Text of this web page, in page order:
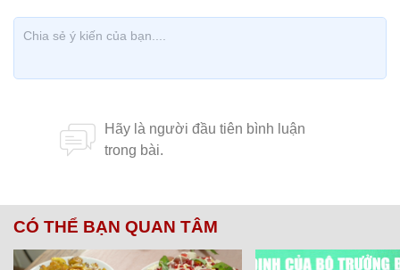
CÓ THỂ BẠN QUAN TÂM